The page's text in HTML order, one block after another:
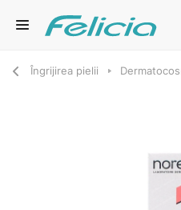
Îngrijirea pielii